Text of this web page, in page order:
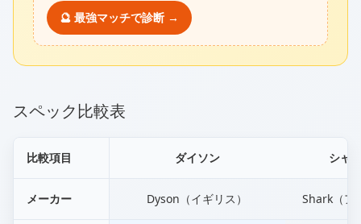
🔮 最強マッチで診断 →
スペック比較表
比較項目 ダイソン シャ
メーカー Dyson（イギリス） Shark（ア